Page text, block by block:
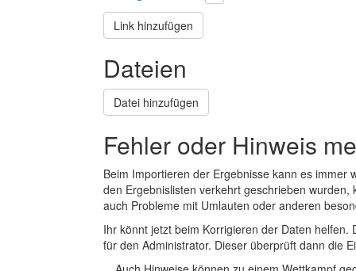
Link hinzufügen
Dateien
Datei hinzufügen
Fehler oder Hinweis
Beim Importieren der Ergebnisse kann es
den Ergebnislisten verkehrt geschrieben
auch Probleme mit Umlauten oder anderen
Ihr könnt jetzt beim Korrigieren der Daten
für den Administrator. Dieser überprüft dann die